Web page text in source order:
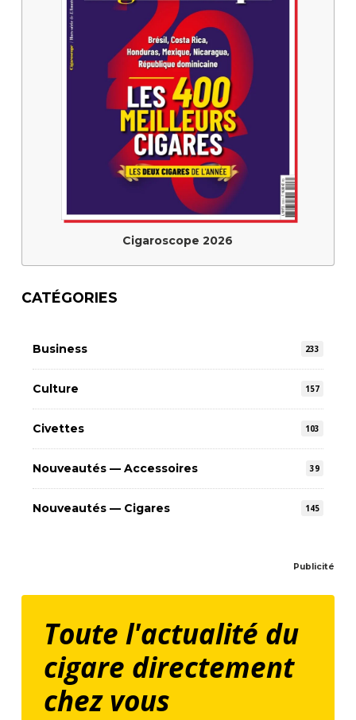
Cigaroscope 2026
CATÉGORIES
Business 233
Culture 157
Civettes 103
Nouveautés — Accessoires 39
Nouveautés — Cigares 145
Publicité
Toute l'actualité du
cigare directement
chez vous